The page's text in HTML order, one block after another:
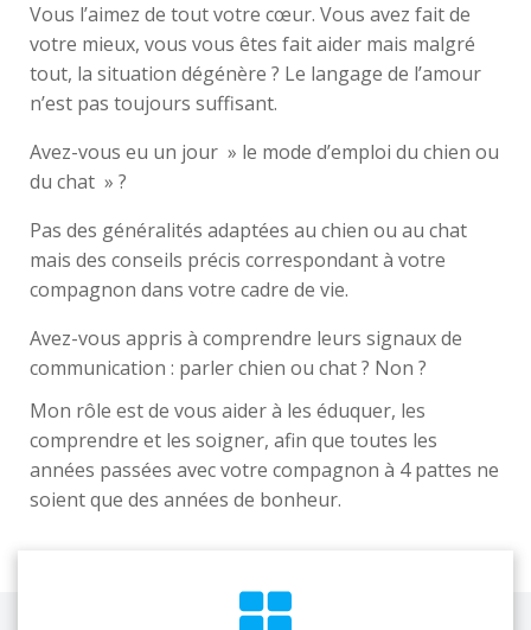
Vous l’aimez de tout votre cœur. Vous avez fait de
votre mieux, vous vous êtes fait aider mais malgré
tout, la situation dégénère ? Le langage de l’amour
n’est pas toujours suffisant.
Avez-vous eu un jour » le mode d’emploi du chien ou
du chat » ?
Pas des généralités adaptées au chien ou au chat
mais des conseils précis correspondant à votre
compagnon dans votre cadre de vie.
Avez-vous appris à comprendre leurs signaux de
communication : parler chien ou chat ? Non ?
Mon rôle est de vous aider à les éduquer, les
comprendre et les soigner, afin que toutes les
années passées avec votre compagnon à 4 pattes ne
soient que des années de bonheur.